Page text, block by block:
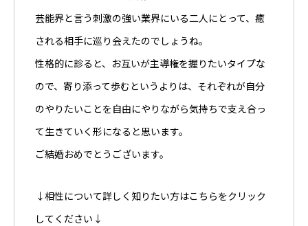
芸能界と言う刺激の強い業界にいる二人にとって、癒
される相手に巡り会えたのでしょうね。
性格的に診ると、お互いが主導権を握りたいタイプな
ので、寄り添って歩むというよりは、それぞれが自分
のやりたいことを自由にやりながら気持ちで支え合っ
て生きていく形になると思います。
ご結婚おめでとうございます。
↓相性について詳しく知りたい方はこちらをクリック
してください↓